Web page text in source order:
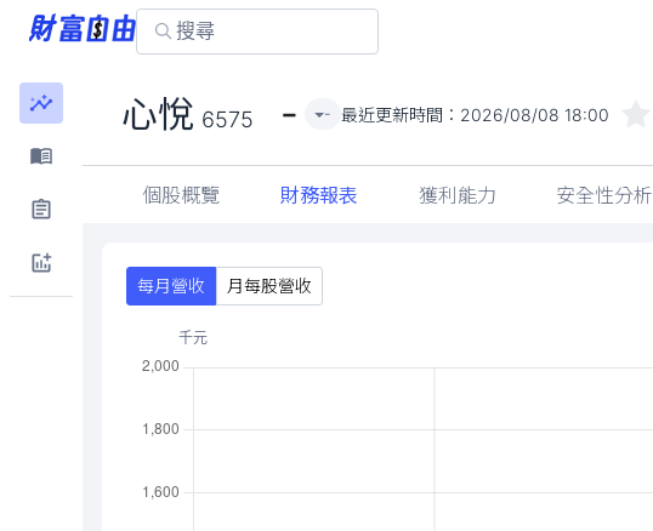
心悅 6575 - - 最近更新時間： 2026/08/08 18:00
個股概覽 財務報表 獲利能力 安全性分析
每月營收 月每股營收